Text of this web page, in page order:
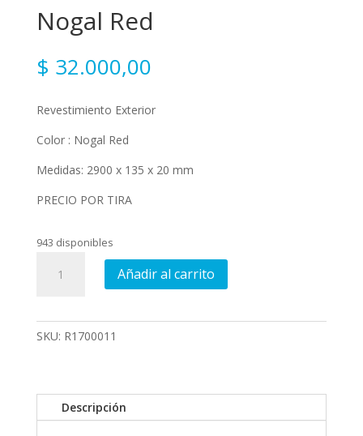
Nogal Red
$ 32.000,00
Revestimiento Exterior
Color : Nogal Red
Medidas: 2900 x 135 x 20 mm
PRECIO POR TIRA
943 disponibles
Añadir al carrito
SKU: R1700011
Descripción